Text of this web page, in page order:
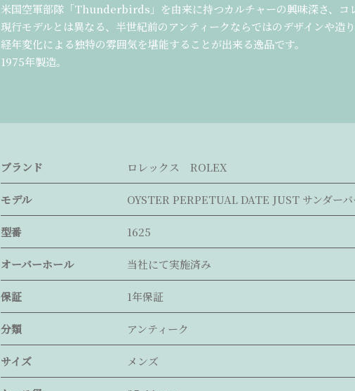
米国空軍部隊「Thunderbirds」を由来に持つカルチャーの興味深さ、コ
現行モデルとは異なる、半世紀前のアンティークならではのデザインや造り
経年変化による独特の雰囲気を堪能することが出来る逸品です。
1975年製造。
ブランド ロレックス ROLEX
モデル OYSTER PERPETUAL DATE JUST サンダーバ
型番 1625
オーバーホール 当社にて実施済み
保証 1年保証
分類 アンティーク
サイズ メンズ